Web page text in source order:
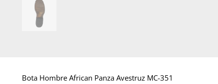
Bota Hombre African Panza Avestruz MC-351